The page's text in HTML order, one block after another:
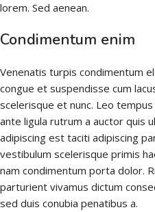
lorem. Sed aenean.
Condimentum enim
Venenatis turpis condimentum
congue et suspendisse cum
scelerisque et nunc. Leo
ante ligula rutrum a auctor quis
adipiscing est taciti adipiscing
vestibulum scelerisque primis
nam condimentum porta dolor.
parturient vivamus dictum
sed duis conubia penatibus a.